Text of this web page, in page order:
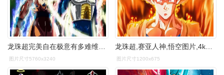
图片尺寸5760x3240 图片尺寸1200x675